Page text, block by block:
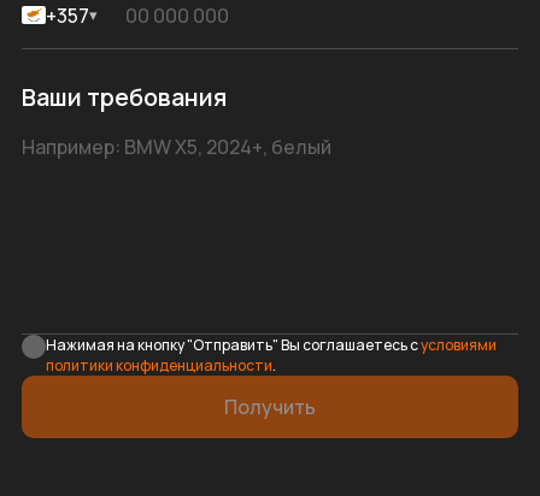
+357▾
Ваши требования
Нажимая на кнопку "Отправить" Вы соглашаетесь сусловиями
политики конфиденциальности.
Получить